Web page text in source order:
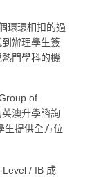
環環相扣的過
辦理學生簽
門學科的機
of
澳升學諮詢
生提供全方位
Level / IB 成